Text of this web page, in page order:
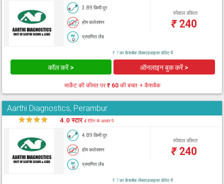
3.89 किमी दूर
होम कलेक्शन
प्रमाणित लैब
स्पेशल कीमत
₹240
₹ 7 का कैशबैक लैब्सएडवाइजर वॉलेट में
कॉल करें > ऑनलाइन बुक करें >
मार्केट की कीमत पर₹ 60 की बचत + कैशबैक
Aarthi Diagnostics, Perambur
★★★★ 4.0 स्टार4 रेटिंग के आधार पे
4.89 किमी दूर
होम कलेक्शन
प्रमाणित लैब
स्पेशल कीमत
₹240
₹ 7 का कैशबैक लैब्सएडवाइजर वॉलेट में